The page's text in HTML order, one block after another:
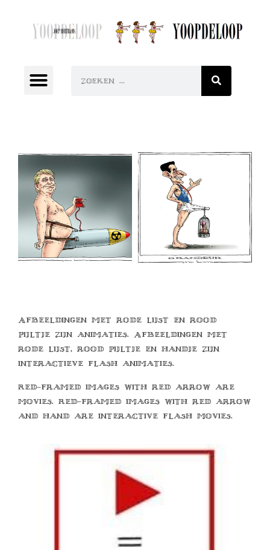
Afbeeldingen met rode lijst en rood
pijltje zijn animaties. Afbeeldingen met
rode lijst, rood pijltje en handje zijn
interactieve flash animaties.
Red-framed images with red arrow are
movies. Red-framed images with red arrow
and hand are interactive flash movies.